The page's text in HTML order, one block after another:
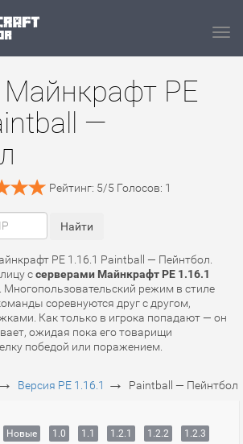
PE
—
Рейтинг: 5/5 Голосов: 1
PE 1.16.1 Paintball — Пейнтбол.
ссерверами Майнкрафт PE 1.16.1
. Многопользовательский режим в стиле
соревнуются друг с другом,
Как только в игрока попадают — он
ожидая пока его товарищи
победой или поражением.
→ Версия PE 1.16.1 → Paintball — Пейнтбол
Новые 1.0 1.1 1.2.1 1.2.2
1.2.3